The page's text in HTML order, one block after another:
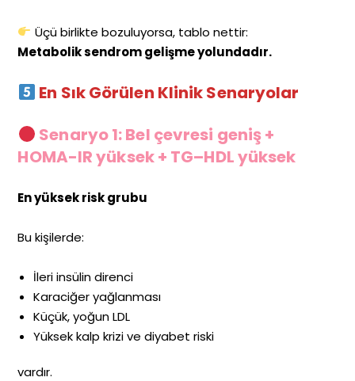
Üçü birlikte bozuluyorsa, tablo nettir:
Metabolik sendrom gelişme yolundadır.
En Sık Görülen Klinik Senaryolar
Senaryo 1: Bel çevresi geniş +
HOMA-IR yüksek + TG–HDL yüksek
En yüksek risk grubu
Bu kişilerde:
İleri insülin direnci
Karaciğer yağlanması
Küçük, yoğun LDL
Yüksek kalp krizi ve diyabet riski
vardır.